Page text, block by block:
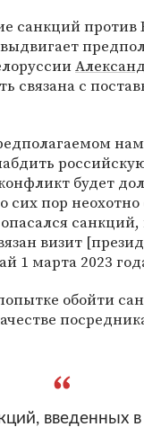
санкций против
связана с
будет
сих пор
визит
1 марта 2023
обойти
введенных